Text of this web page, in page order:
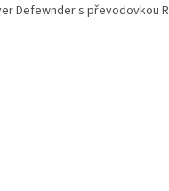
Defewnder s převodovkou